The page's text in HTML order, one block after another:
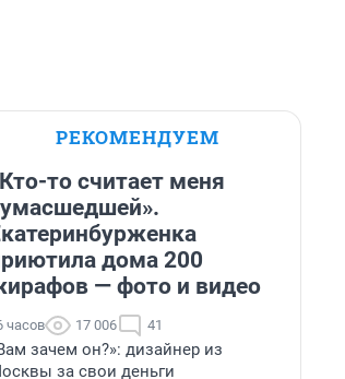
РЕКОМЕНДУЕМ
то считает меня
дома 200
— фото и видео
часов 17 006 41
зачем он?»: дизайнер из
за свои деньги